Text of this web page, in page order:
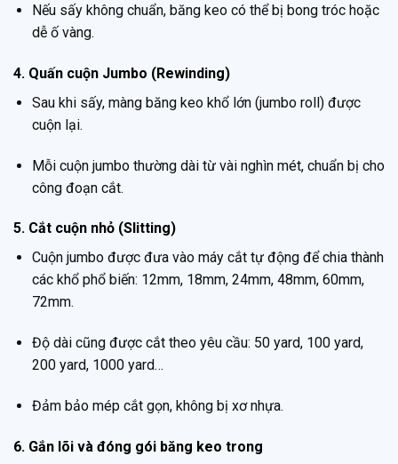
Nếu sấy không chuẩn, băng keo có thể bị bong tróc hoặc
dễ ố vàng.
4. Quấn cuộn Jumbo (Rewinding)
Sau khi sấy, màng băng keo khổ lớn (jumbo roll) được
cuộn lại.
Mỗi cuộn jumbo thường dài từ vài nghìn mét, chuẩn bị cho
công đoạn cắt.
5. Cắt cuộn nhỏ (Slitting)
Cuộn jumbo được đưa vào máy cắt tự động để chia thành
các khổ phổ biến: 12mm, 18mm, 24mm, 48mm, 60mm,
72mm.
Độ dài cũng được cắt theo yêu cầu: 50 yard, 100 yard,
200 yard, 1000 yard…
Đảm bảo mép cắt gọn, không bị xơ nhựa.
6. Gắn lõi và đóng gói băng keo trong